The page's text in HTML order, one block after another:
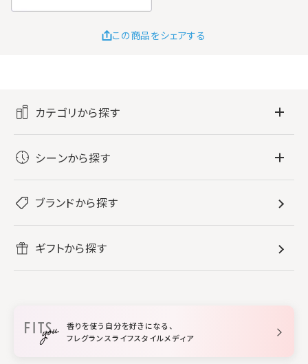
この商品をシェアする
カテゴリから探す
レディース香水
メンズ香水
ボディミスト・スプレー
バス・ボディケア
すべてのバス・ボディケア
ボディ・ハンドクリーム
入浴剤
ホームフレグランス
ルームフレグランス
スタイリング
シーンから探す
リフレッシュしたい
ブランドから探す
ギフトから探す
香りを使う自分を好きになる、
フレグランスライフスタイルメディア